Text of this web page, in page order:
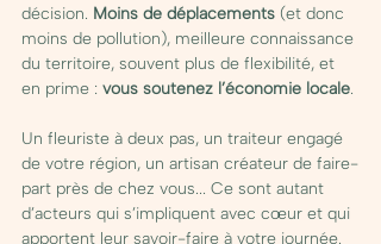
décision. Moins de déplacements (et donc
moins de pollution), meilleure connaissance
du territoire, souvent plus de flexibilité, et
en prime : vous soutenez l’économie locale.
Un fleuriste à deux pas, un traiteur engagé
de votre région, un artisan créateur de faire-
part près de chez vous... Ce sont autant
d’acteurs qui s’impliquent avec cœur et qui
apportent leur savoir-faire à votre journée.